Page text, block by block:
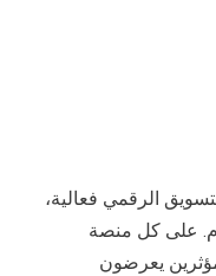
الرقمي فعالية،
على كل منصة
يعرضون